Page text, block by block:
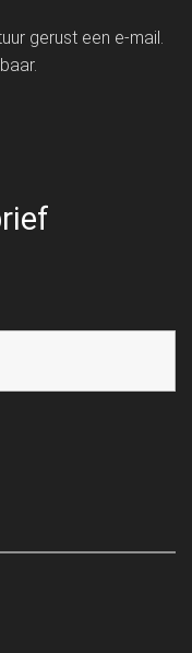
gerust een e-mail.